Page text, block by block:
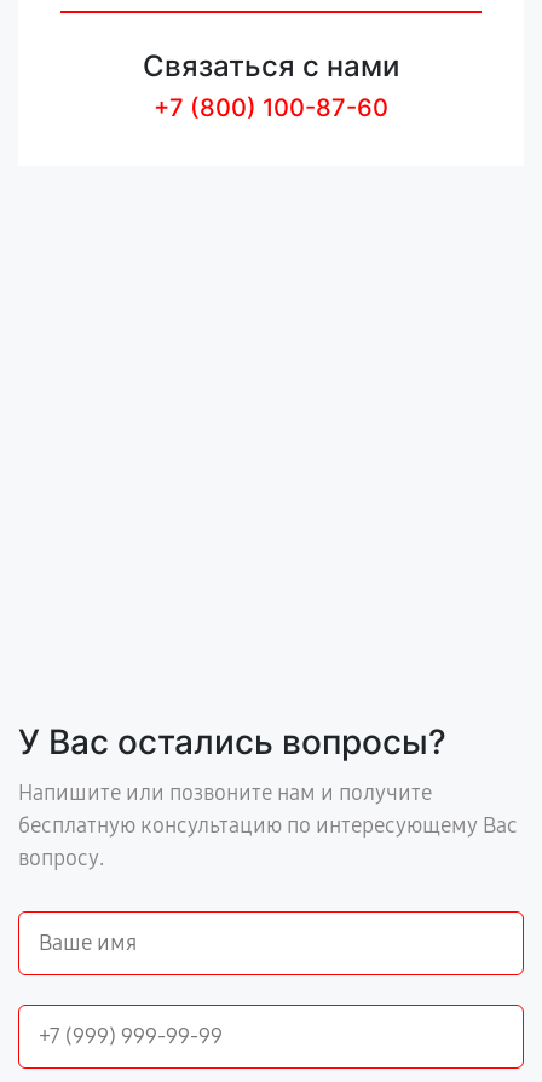
Связаться с нами
+7 (800) 100-87-60
У Вас остались вопросы?
Напишите или позвоните нам и получите
бесплатную консультацию по интересующему Вас
вопросу.